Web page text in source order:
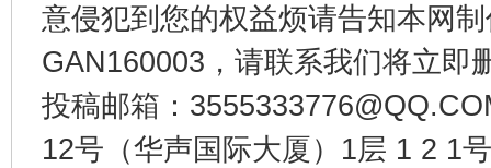
意侵犯到您的权益烦请告知本网
GAN160003，请联系我们将立即
投稿邮箱：
12号（华声国际大厦）1层 1 2 1
千年窑火 生生不息